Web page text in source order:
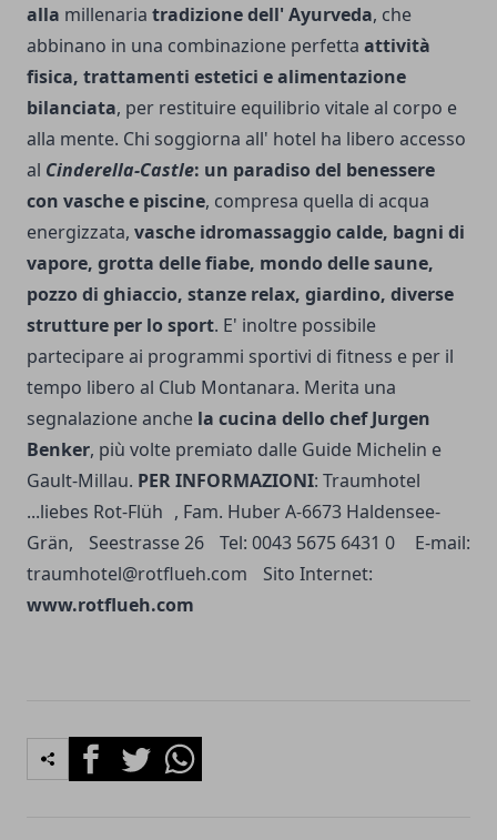
alla millenaria tradizione dell' Ayurveda, che
abbinano in una combinazione perfetta attività
fisica, trattamenti estetici e alimentazione
bilanciata, per restituire equilibrio vitale al corpo e
alla mente. Chi soggiorna all' hotel ha libero accesso
al Cinderella-Castle: un paradiso del benessere
con vasche e piscine, compresa quella di acqua
energizzata, vasche idromassaggio calde, bagni di
vapore, grotta delle fiabe, mondo delle saune,
pozzo di ghiaccio, stanze relax, giardino, diverse
strutture per lo sport. E' inoltre possibile
partecipare ai programmi sportivi di fitness e per il
tempo libero al Club Montanara. Merita una
segnalazione anche la cucina dello chef Jurgen
Benker, più volte premiato dalle Guide Michelin e
Gault-Millau. PER INFORMAZIONI: Traumhotel
...liebes Rot-Flüh , Fam. Huber A-6673 Haldensee-
Grän, Seestrasse 26 Tel: 0043 5675 6431 0 E-mail:
traumhotel@rotflueh.com Sito Internet:
www.rotflueh.com
FacebookTwitterWhatsapp